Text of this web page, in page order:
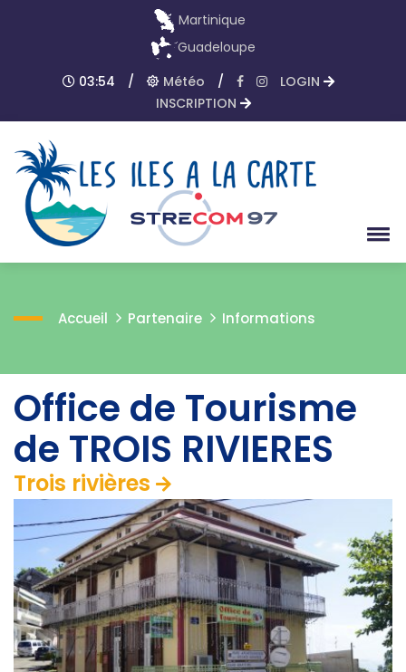
Martinique
Guadeloupe
03:54
/ Météo /
LOGIN
INSCRIPTION
Accueil Partenaire Informations
Office de Tourisme
de TROIS RIVIERES
Trois rivières